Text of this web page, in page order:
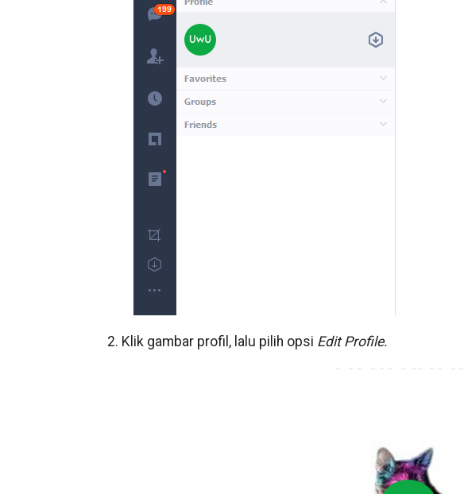
2. Klik gambar profil, lalu pilih opsi Edit Profile.